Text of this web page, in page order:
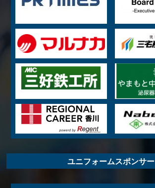
ユニフォームスポンサー